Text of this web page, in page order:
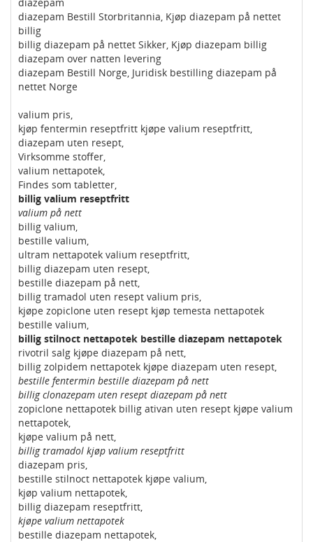
diazepam Bestill Storbritannia, Kjøp diazepam på nettet
billig
billig diazepam på nettet Sikker, Kjøp diazepam billig
diazepam over natten levering
diazepam Bestill Norge, Juridisk bestilling diazepam på
nettet Norge
valium pris,
kjøp fentermin reseptfritt kjøpe valium reseptfritt,
diazepam uten resept,
Virksomme stoffer,
valium nettapotek,
Findes som tabletter,
billig valium reseptfritt
valium på nett
billig valium,
bestille valium,
ultram nettapotek valium reseptfritt,
billig diazepam uten resept,
bestille diazepam på nett,
billig tramadol uten resept valium pris,
kjøpe zopiclone uten resept kjøp temesta nettapotek
bestille valium,
billig stilnoct nettapotek bestille diazepam nettapotek
rivotril salg kjøpe diazepam på nett,
billig zolpidem nettapotek kjøpe diazepam uten resept,
bestille fentermin bestille diazepam på nett
billig clonazepam uten resept diazepam på nett
zopiclone nettapotek billig ativan uten resept kjøpe valium
nettapotek,
kjøpe valium på nett,
billig tramadol kjøp valium reseptfritt
diazepam pris,
bestille stilnoct nettapotek kjøpe valium,
kjøp valium nettapotek,
billig diazepam reseptfritt,
kjøpe valium nettapotek
bestille diazepam nettapotek,